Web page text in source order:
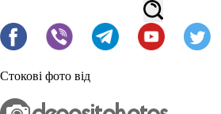
Стокові фото від